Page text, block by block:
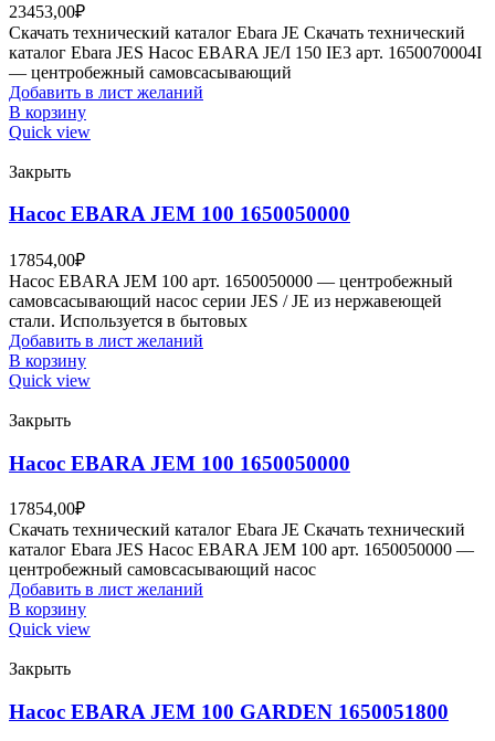
23453,00₽
Скачать технический каталог Ebara JE Скачать технический
каталог Ebara JES Насос EBARA JE/I 150 IE3 арт. 1650070004I
— центробежный самовсасывающий
Добавить в лист желаний
В корзину
Quick view
Закрыть
Насос EBARA JEM 100 1650050000
17854,00₽
Насос EBARA JEM 100 арт. 1650050000 — центробежный
самовсасывающий насос серии JES / JE из нержавеющей
стали. Используется в бытовых
Добавить в лист желаний
В корзину
Quick view
Закрыть
Насос EBARA JEM 100 1650050000
17854,00₽
Скачать технический каталог Ebara JE Скачать технический
каталог Ebara JES Насос EBARA JEM 100 арт. 1650050000 —
центробежный самовсасывающий насос
Добавить в лист желаний
В корзину
Quick view
Закрыть
Насос EBARA JEM 100 GARDEN 1650051800